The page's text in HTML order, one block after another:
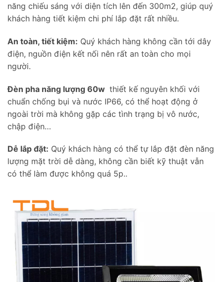
năng chiếu sáng với diện tích lên đến 300m2, giúp quý
khách hàng tiết kiệm chi phí lắp đặt rất nhiều.
An toàn, tiết kiệm: Quý khách hàng không cần tới dây
điện, nguồn điện kết nối nên rất an toàn cho mọi
người.
Đèn pha năng lượng 60w thiết kế nguyên khối với
chuẩn chống bụi và nước IP66, có thể hoạt động ở
ngoài trời mà không gặp các tình trạng bị vô nước,
chập điện…
Dễ lắp đặt: Quý khách hàng có thể tự lắp đặt đèn năng
lượng mặt trời dễ dàng, không cần biết kỹ thuật vẫn
có thể làm được không quá 5p..